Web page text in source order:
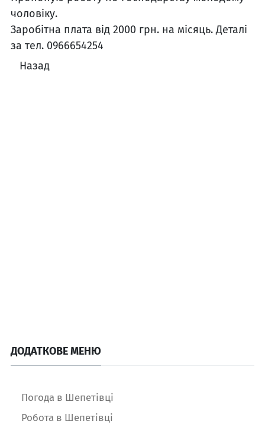
чоловіку.
Заробітна плата від 2000 грн. на місяць. Деталі
за тел. 0966654254
Назад
ДОДАТКОВЕ МЕНЮ
Погода в Шепетівці
Робота в Шепетівці